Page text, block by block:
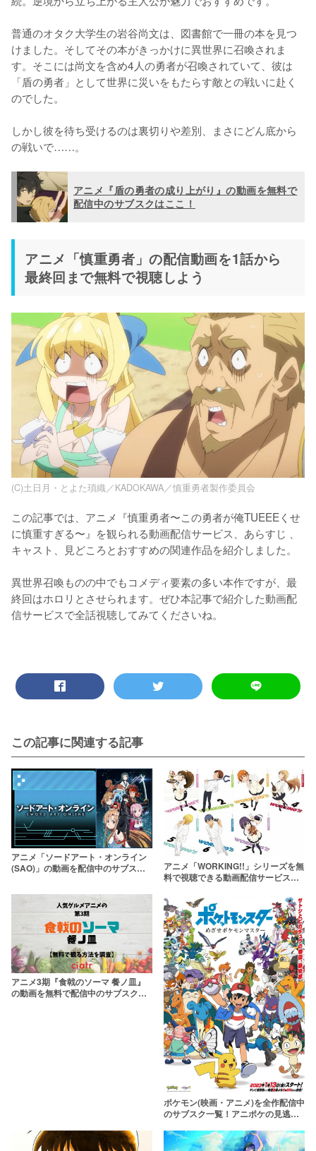
普通のオタク大学生の岩谷尚文は、図書館で一冊の本を見つ
けました。そしてその本がきっかけに異世界に召喚されま
す。そこには尚文を含め4人の勇者が召喚されていて、彼は
「盾の勇者」として世界に災いをもたらす敵との戦いに赴く
のでした。
しかし彼を待ち受けるのは裏切りや差別、まさにどん底から
の戦いで……。
アニメ『盾の勇者の成り上がり』の動画を無料で
配信中のサブスクはここ！
アニメ「慎重勇者」の配信動画を1話から
最終回まで無料で視聴しよう
(C)土日月・とよた瑣織／KADOKAWA／慎重勇者製作委員会
この記事では、アニメ『慎重勇者〜この勇者が俺TUEEEくせ
に慎重すぎる〜』を観られる動画配信サービス、あらすじ 、
キャスト、見どころとおすすめの関連作品を紹介しました。
異世界召喚ものの中でもコメディ要素の多い本作ですが、最
終回はホロリとさせられます。ぜひ本記事で紹介した動画配
信サービスで全話視聴してみてくださいね。
この記事に関連する記事
アニメ「ソードアート・オンライン
(SAO)」の動画を配信中のサブスク
アニメ「WORKING!!」シリーズを無
料で視聴できる動画配信サービスを
アニメ3期『食戟のソーマ 餐ノ皿』
の動画を無料で配信中のサブスクは
ポケモン(映画・アニメ)を全作配信中
のサブスク一覧！アニポケの見逃し